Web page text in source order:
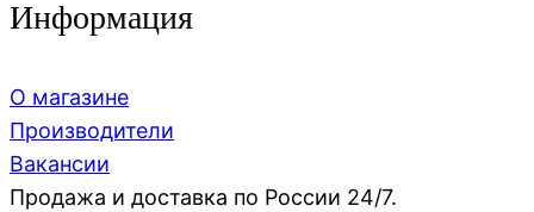
Информация
О магазине
Производители
Вакансии
Продажа и доставка по России 24/7.